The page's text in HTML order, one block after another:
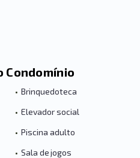
Condomínio
• Brinquedoteca
• Elevador social
• Piscina adulto
• Sala de jogos